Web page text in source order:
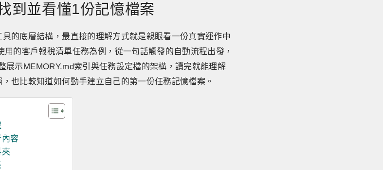
到並看懂1份記憶檔案
的底層結構，最直接的理解方式就是親眼看一份真實運作中
的客戶報稅清單任務為例，從一句話觸發的自動流程出發，
展示MEMORY.md索引與任務設定檔的架構，讀完就能理解
也比較知道如何動手建立自己的第一份任務記憶檔案。
容